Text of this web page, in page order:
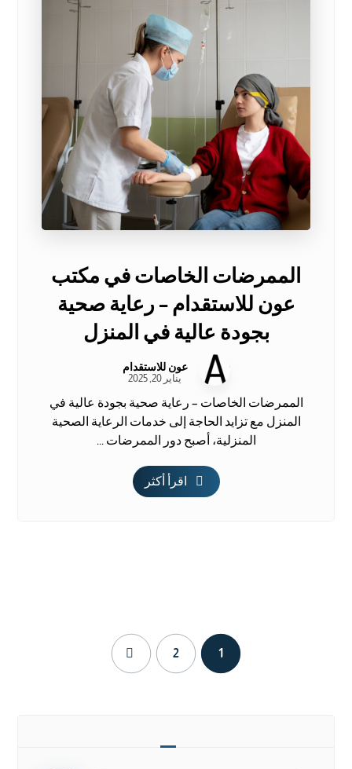
الممرضات الخاصات في مكتب
عون للاستقدام – رعاية صحية
بجودة عالية في المنزل
عون للاستقدام
يناير 20, 2025
الممرضات الخاصات – رعاية صحية بجودة عالية في
المنزل مع تزايد الحاجة إلى خدمات الرعاية الصحية
المنزلية، أصبح دور الممرضات ...
اقرأ أكثر
1
2